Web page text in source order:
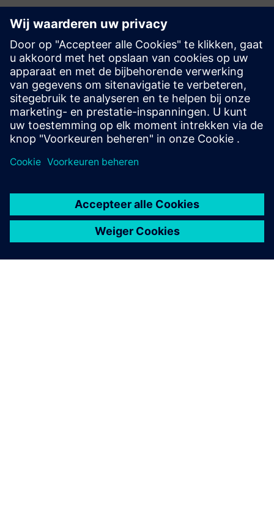
Ontdek bronnen en
gerelateerde producten
Aanvullende informatie en bronnen
Automatiseringsgemeenschap